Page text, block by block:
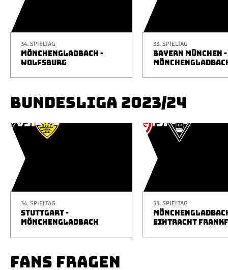
34. SPIELTAG
MÖNCHENGLADBACH -
WOLFSBURG
33. SPIELTAG
BAYERN MÜNCHEN -
BUNDESLIGA 2023/24
34. SPIELTAG
STUTTGART -
MÖNCHENGLADBACH
33. SPIELTAG
EINTRACHT
FANS FRAGEN